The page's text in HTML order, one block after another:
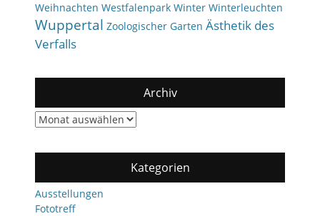
Weihnachten Westfalenpark Winter Winterleuchten
Wuppertal Zoologischer Garten Ästhetik des
Verfalls
Archiv
Archiv
Kategorien
Ausstellungen
Fototreff